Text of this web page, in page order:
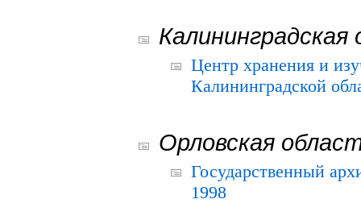
Калининградская
Центр хранения и
Калининградской
Орловская
Государственный
1998